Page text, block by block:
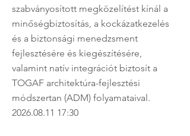
szabványosított megközelítést kínál a
minőségbiztosítás, a kockázatkezelés
és a biztonsági menedzsment
fejlesztésére és kiegészítésére,
valamint natív integrációt biztosít a
TOGAF architektúra-fejlesztési
módszertan (ADM) folyamataival.
2026.08.11 17:30